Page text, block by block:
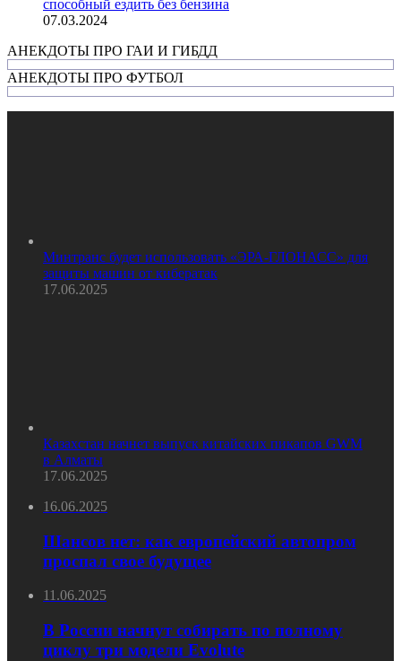
способный ездить без бензина
07.03.2024
АНЕКДОТЫ ПРО ГАИ И ГИБДД
АНЕКДОТЫ ПРО ФУТБОЛ
Минтранс будет использовать «ЭРА-ГЛОНАСС» для
защиты машин от кибератак
17.06.2025
Казахстан начнет выпуск китайских пикапов GWM
в Алматы
17.06.2025
16.06.2025
Шансов нет: как европейский автопром
проспал свое будущее
11.06.2025
В России начнут собирать по полному
циклу три модели Evolute